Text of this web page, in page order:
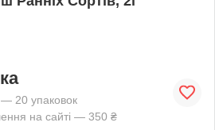
20 упаковок
на сайті — 350 ₴